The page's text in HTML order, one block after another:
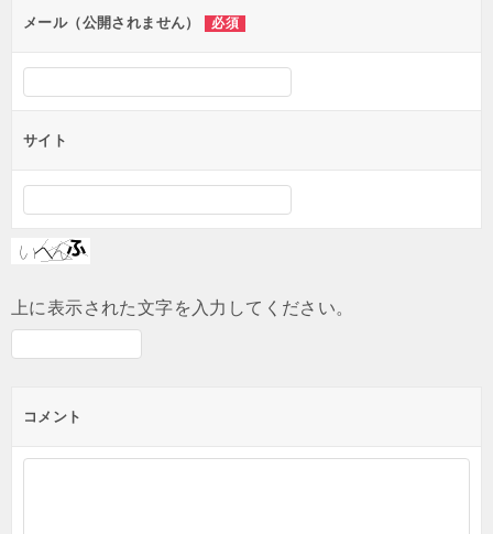
ンメール（公開されません） 必須
サイト
上に表示された文字を入力してください。
コメント